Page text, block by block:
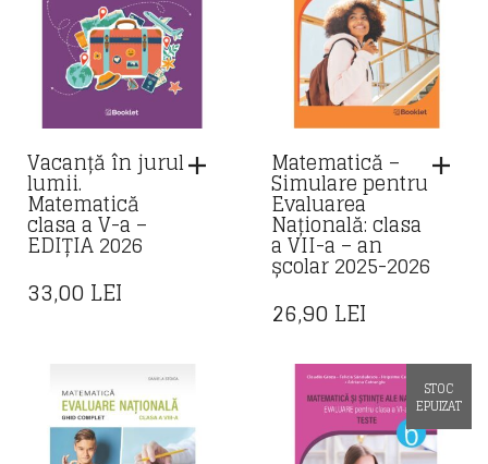
Vacanță în jurul
lumii.
Matematică
clasa a V-a –
EDIȚIA 2026
33,00 LEI
Matematică –
Simulare pentru
Evaluarea
Națională: clasa
a VII-a – an
școlar 2025-2026
26,90 LEI
STOC
EPUIZAT